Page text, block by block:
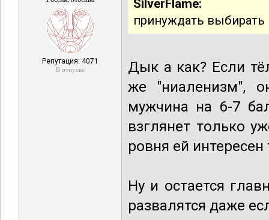
Репутация: 4071
В отпуске
SilverFlame:
принуждать выбирать
Дык а как? Если
же "ниаленизм",
мужчина на 6-7
взглянет только
ровня ей
Ну и остается
развалятся даже